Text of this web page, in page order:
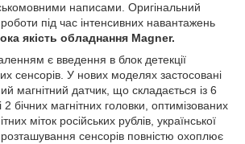
написами. Оригінальний
роботи під час інтенсивних навантажень
якість обладнання Magner.
є введення в блок детекції
сенсорів. У нових моделях застосовані
магнітний датчик, що складається із 6
2 бічних магнітних головки, оптимізованих
міток російських рублів, української
сенсорів повністю охоплює